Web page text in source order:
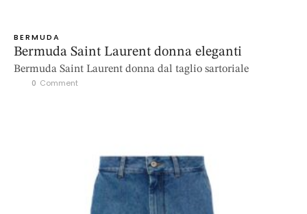
BERMUDA
Bermuda Saint Laurent donna eleganti
Bermuda Saint Laurent donna dal taglio sartoriale
0 Comment